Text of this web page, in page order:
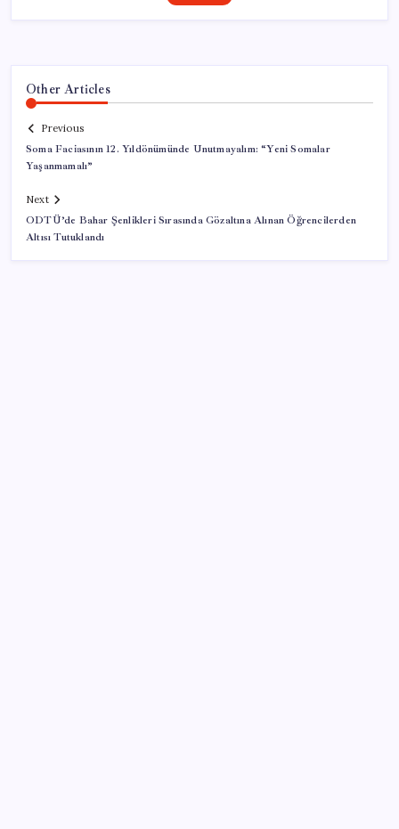
Other Articles
Previous
Soma Faciasının 12. Yıldönümünde Unutmayalım: “Yeni Somalar
Yaşanmamalı”
Next
ODTÜ’de Bahar Şenlikleri Sırasında Gözaltına Alınan Öğrencilerden
Altısı Tutuklandı